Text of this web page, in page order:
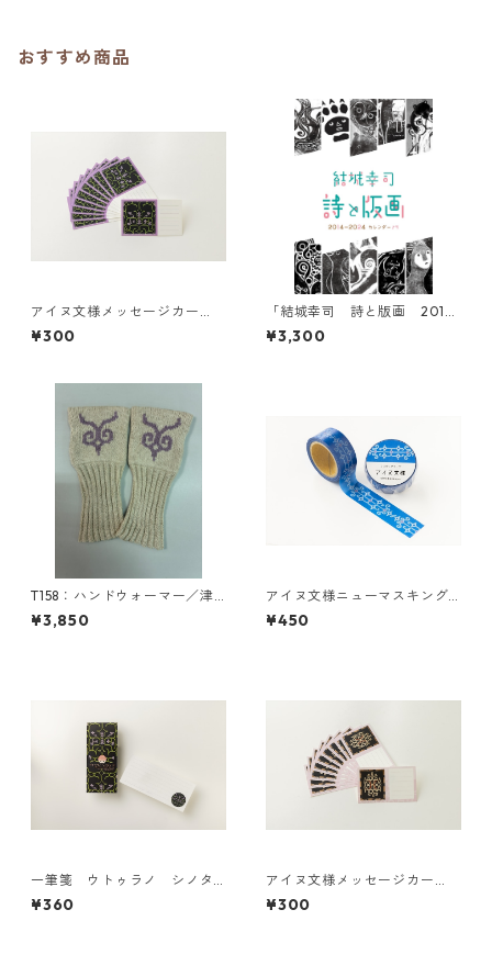
おすすめ商品
アイヌ文様メッセージカー
ド ウトゥラノ シノタン
ロ
¥300
「結城幸司 詩と版画 201
4〜2024カレンダーより」
¥3,300
T158：ハンドウォーマー／津
田命子デザインアイヌ文様編
み込みハンドウォーマー
¥3,850
アイヌ文様ニューマスキング
テープ／sinepesanpe シネペ
サンペ（青）津田命子
¥450
一筆箋 ウトゥラノ シノタ
ン ロ
¥360
アイヌ文様メッセージカー
ド イヤイライケレ
¥300